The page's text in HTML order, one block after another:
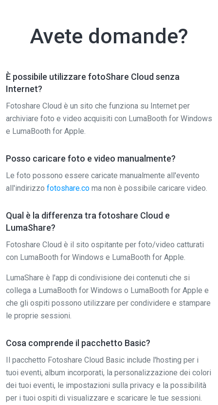
Avete domande?
È possibile utilizzare fotoShare Cloud senza
Internet?
Fotoshare Cloud è un sito che funziona su Internet per
archiviare foto e video acquisiti con LumaBooth for Windows
e LumaBooth for Apple.
Posso caricare foto e video manualmente?
Le foto possono essere caricate manualmente all'evento
all'indirizzo fotoshare.co ma non è possibile caricare video.
Qual è la differenza tra fotoshare Cloud e
LumaShare?
Fotoshare Cloud è il sito ospitante per foto/video catturati
con LumaBooth for Windows e LumaBooth for Apple.
LumaShare è l'app di condivisione dei contenuti che si
collega a LumaBooth for Windows o LumaBooth for Apple e
che gli ospiti possono utilizzare per condividere e stampare
le proprie sessioni.
Cosa comprende il pacchetto Basic?
Il pacchetto Fotoshare Cloud Basic include l'hosting per i
tuoi eventi, album incorporati, la personalizzazione dei colori
dei tuoi eventi, le impostazioni sulla privacy e la possibilità
per i tuoi ospiti di visualizzare e scaricare le tue sessioni.